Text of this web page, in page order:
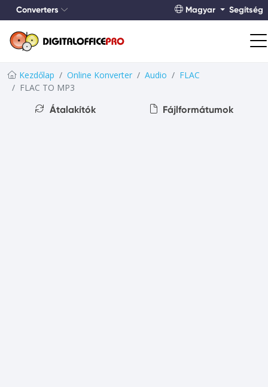
Converters Magyar Segítség
Kezdőlap Online Konverter Audio
FLAC
FLAC TO MP3
Átalakítók
Fájlformátumok